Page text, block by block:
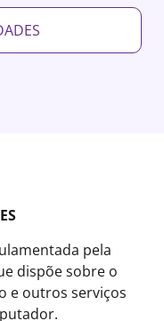
pela
dispõe sobre o
e outros serviços